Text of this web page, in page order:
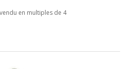
vendu en multiples de 4